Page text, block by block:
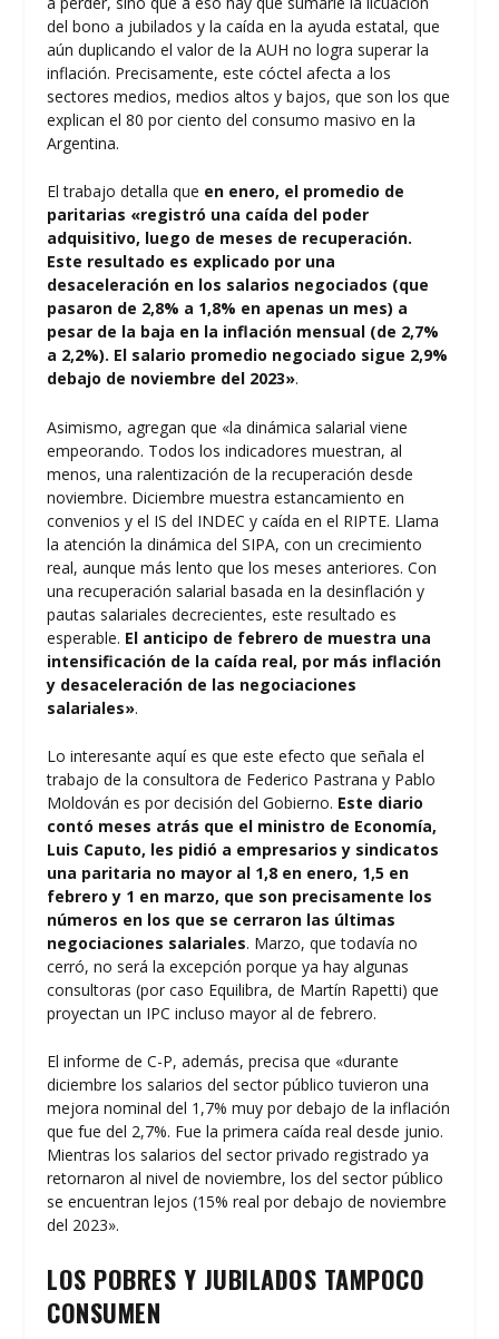
del bono a jubilados y la caída en la ayuda estatal, que
aún duplicando el valor de la AUH no logra superar la
inflación. Precisamente, este cóctel afecta a los
sectores medios, medios altos y bajos, que son los que
explican el 80 por ciento del consumo masivo en la
Argentina.
El trabajo detalla que en enero, el promedio de
paritarias «registró una caída del poder
adquisitivo, luego de meses de recuperación.
Este resultado es explicado por una
desaceleración en los salarios negociados (que
pasaron de 2,8% a 1,8% en apenas un mes) a
pesar de la baja en la inflación mensual (de 2,7%
a 2,2%). El salario promedio negociado sigue 2,9%
debajo de noviembre del 2023».
Asimismo, agregan que «la dinámica salarial viene
empeorando. Todos los indicadores muestran, al
menos, una ralentización de la recuperación desde
noviembre. Diciembre muestra estancamiento en
convenios y el IS del INDEC y caída en el RIPTE. Llama
la atención la dinámica del SIPA, con un crecimiento
real, aunque más lento que los meses anteriores. Con
una recuperación salarial basada en la desinflación y
pautas salariales decrecientes, este resultado es
esperable. El anticipo de febrero de muestra una
intensificación de la caída real, por más inflación
y desaceleración de las negociaciones
salariales».
Lo interesante aquí es que este efecto que señala el
trabajo de la consultora de Federico Pastrana y Pablo
Moldován es por decisión del Gobierno. Este diario
contó meses atrás que el ministro de Economía,
Luis Caputo, les pidió a empresarios y sindicatos
una paritaria no mayor al 1,8 en enero, 1,5 en
febrero y 1 en marzo, que son precisamente los
números en los que se cerraron las últimas
negociaciones salariales. Marzo, que todavía no
cerró, no será la excepción porque ya hay algunas
consultoras (por caso Equilibra, de Martín Rapetti) que
proyectan un IPC incluso mayor al de febrero.
El informe de C-P, además, precisa que «durante
diciembre los salarios del sector público tuvieron una
mejora nominal del 1,7% muy por debajo de la inflación
que fue del 2,7%. Fue la primera caída real desde junio.
Mientras los salarios del sector privado registrado ya
retornaron al nivel de noviembre, los del sector público
se encuentran lejos (15% real por debajo de noviembre
del 2023».
LOS POBRES Y JUBILADOS TAMPOCO
CONSUMEN